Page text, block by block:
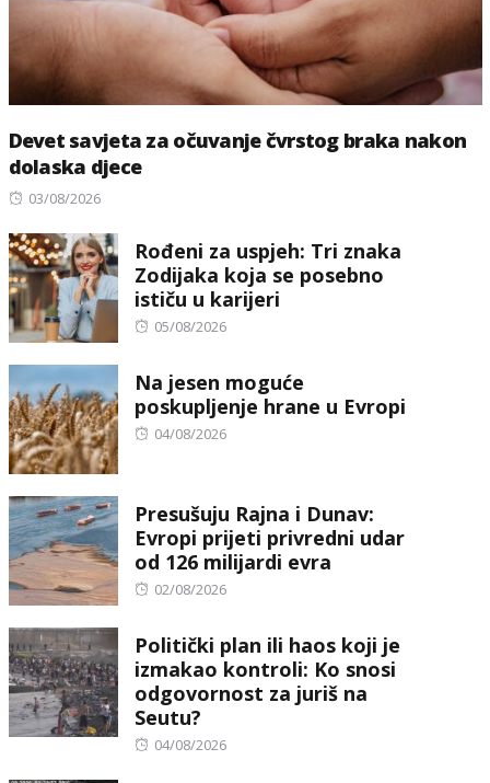
Devet savjeta za očuvanje čvrstog braka nakon
dolaska djece
Posted
03/08/2026
Rođeni za uspjeh: Tri znaka
Zodijaka koja se posebno
ističu u karijeri
Posted
05/08/2026
Na jesen moguće
poskupljenje hrane u Evropi
Posted
04/08/2026
Presušuju Rajna i Dunav:
Evropi prijeti privredni udar
od 126 milijardi evra
Posted
02/08/2026
Politički plan ili haos koji je
izmakao kontroli: Ko snosi
odgovornost za juriš na
Seutu?
Posted
04/08/2026